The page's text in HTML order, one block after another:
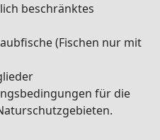
beschränktes
(Fischen nur mit
für die